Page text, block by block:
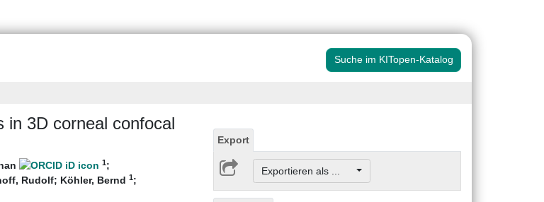
Suche im KITopen-Katalog
in 3D corneal confocal
1;
Rudolf; Köhler, Bernd 1;
Export
Exportieren als ...